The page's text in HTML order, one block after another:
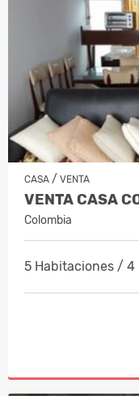
CASA / VENTA
Colombia
5 Habitaciones / 4